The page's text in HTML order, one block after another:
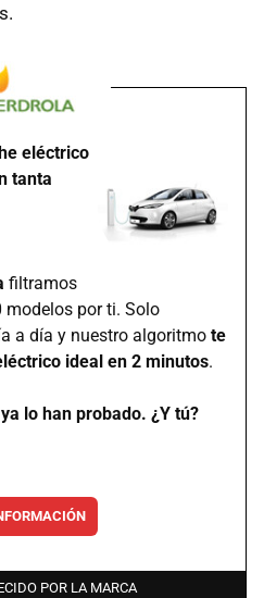
eléctrico
tanta
filtramos
modelos por ti. Solo
a día y nuestro algoritmo te
ideal en 2 minutos.
lo han probado. ¿Y tú?
POR LA MARCA